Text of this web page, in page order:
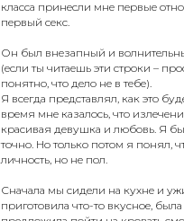
класса принесли мне первые
первый секс.
Он был внезапный и
(если ты читаешь эти строки –
понятно, что дело не в тебе).
Я всегда представлял, как это
время мне казалось, что
красивая девушка и любовь. Я
точно. Но только потом я понял,
личность, но не пол.
Сначала мы сидели на кухне и
приготовила что-то вкусное,